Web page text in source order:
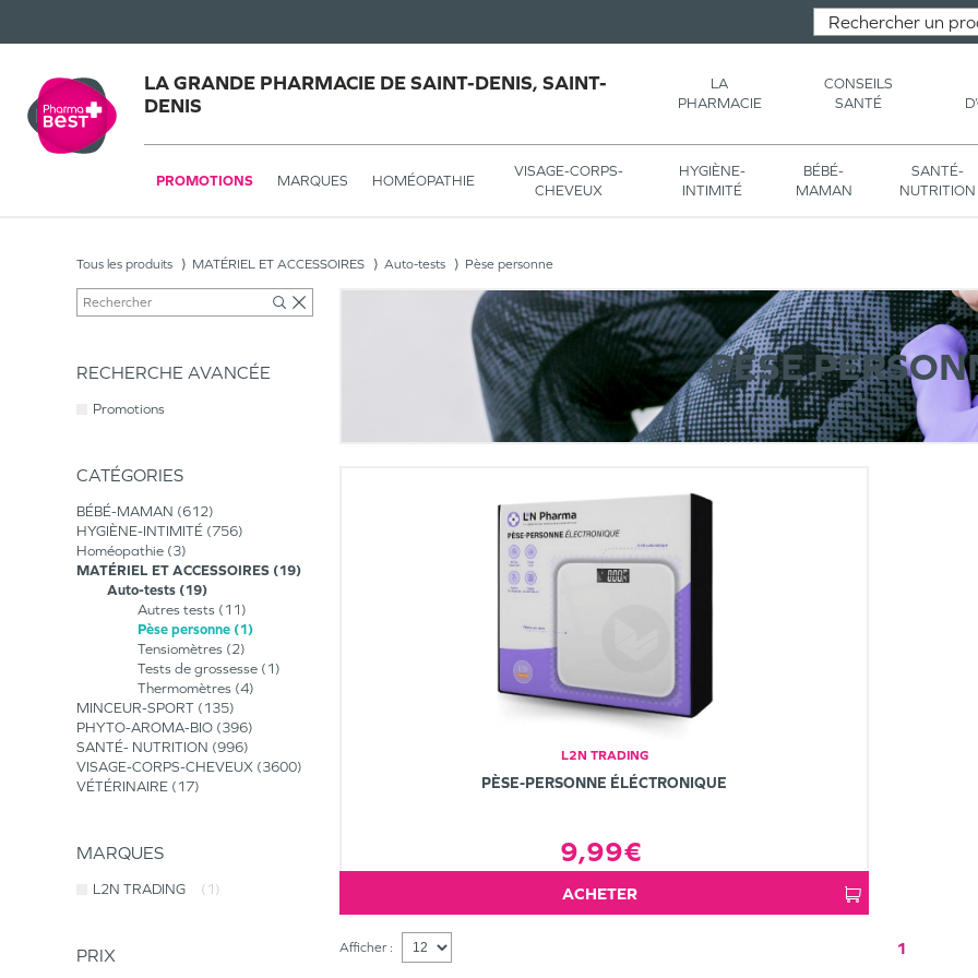
LA GRANDE PHARMACIE DE SAINT-DENIS, SAINT-
DENIS
LA
PHARMACIE
CONSEILS
SANTÉ
PROMOTIONS MARQUES HOMÉOPATHIE
VISAGE-CORPS-
CHEVEUX
HYGIÈNE-
INTIMITÉ
BÉBÉ-
MAMAN
SANTÉ-
NUTRITION
Tous les produits MATÉRIEL ET ACCESSOIRES Auto-tests Pèse personne
RECHERCHE AVANCÉE
Promotions
CATÉGORIES
BÉBÉ-MAMAN 612
HYGIÈNE-INTIMITÉ 756
Homéopathie 3
MATÉRIEL ET ACCESSOIRES
19
Auto-tests
19
Autres tests
11
Pèse personne
1
Tensiomètres
2
Tests de grossesse
1
Thermomètres 4
MINCEUR-SPORT
135
PHYTO-AROMA-BIO 396
SANTÉ- NUTRITION 996
VISAGE-CORPS-CHEVEUX 3600
VÉTÉRINAIRE
17
MARQUES
L2N TRADING (1)
PRIX
PÈSE
L2N TRADING
PÈSE-PERSONNE ÉLÉCTRONIQUE
9,99€
ACHETER
Afficher : 1